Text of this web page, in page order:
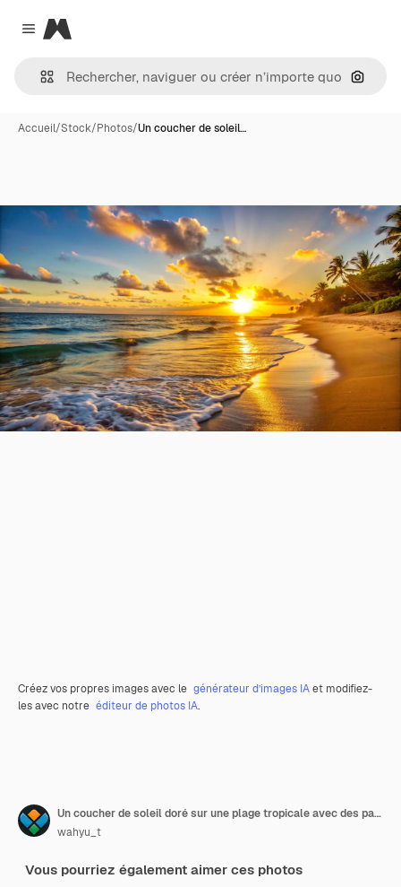
Close menu
Magnific
Accueil/Stock/Photos/Un coucher de soleil…
Créez vos propres images avec le générateur d’images IAet modifiez-
les avec notre éditeur de photos IA.
Un coucher de soleil doré sur une plage tropicale avec des palmiers
wahyu_t
Vous pourriez également aimer ces photos